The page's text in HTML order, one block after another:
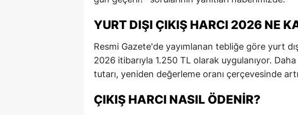
YURT DIŞI ÇIKIŞ HARCI 2026 NE
Resmi Gazete'de yayımlanan tebliğe göre yurt
2026 itibarıyla 1.250 TL olarak uygulanıyor.
tutarı, yeniden değerleme oranı çerçevesinde
ÇIKIŞ HARCI NASIL ÖDENIR?